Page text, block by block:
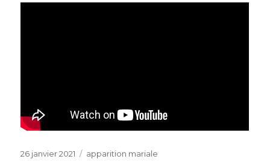
Publié
26 janvier 2021 Catégories
apparition mariale